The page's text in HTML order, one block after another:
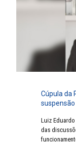
Cúpula da
Luiz
das